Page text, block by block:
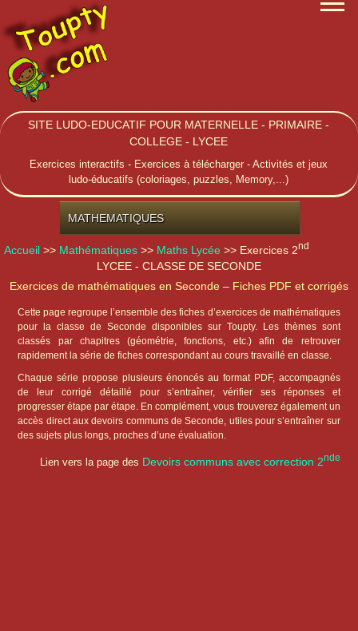
SITE LUDO-EDUCATIF POUR MATERNELLE - PRIMAIRE -
COLLEGE - LYCEE
Exercices interactifs - Exercices à télécharger - Activités et jeux
ludo-éducatifs (coloriages, puzzles, Memory,...)
MATHEMATIQUES
Accueil >> Mathématiques >> Maths Lycée >> Exercices 2nd
LYCEE - CLASSE DE SECONDE
Exercices de mathématiques en Seconde – Fiches PDF et corrigés
Cette page regroupe l’ensemble des fiches d’exercices de mathématiques
pour la classe de Seconde disponibles sur Toupty. Les thèmes sont
classés par chapitres (géométrie, fonctions, etc.) afin de retrouver
rapidement la série de fiches correspondant au cours travaillé en classe.
Chaque série propose plusieurs énoncés au format PDF, accompagnés
de leur corrigé détaillé pour s’entraîner, vérifier ses réponses et
progresser étape par étape. En complément, vous trouverez également un
accès direct aux devoirs communs de Seconde, utiles pour s’entraîner sur
des sujets plus longs, proches d’une évaluation.
Lien vers la page des Devoirs communs avec correction 2nde